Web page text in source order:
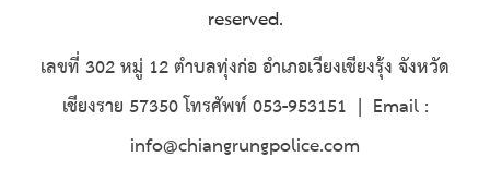
reserved.
เลขที่ 302 หมู่ 12 ตำบลทุ่งก่อ อำเภอเวียงเชียงรุ้ง จังหวัด
เชียงราย 57350 โทรศัพท์ 053-953151 | Email :
info@chiangrungpolice.com